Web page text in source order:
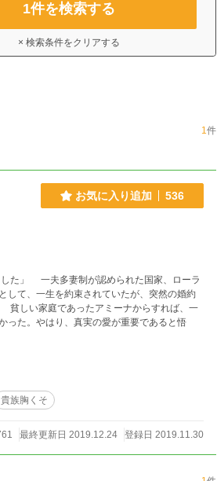
1件を検索する
× 検索条件をクリアする
1件
お気に入り追加 536
して、一生を約束されていたが、突然の婚約
た。やはり、真実の愛が重要であると悟
貴族胸くそ
最終更新日 2019.12.24 登録日 2019.11.30